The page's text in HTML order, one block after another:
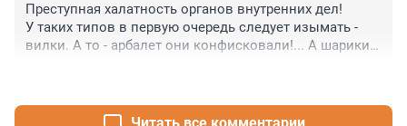
статьях 222.1, 222.2, 223 и 223.1 настоящего Кодекса,
их изъятие при задержании лица"
Преступная халатность органов внутренних дел!
У таких типов в первую очередь следует изымать -
вилки. А то - арбалет они конфисковали!... А шарики